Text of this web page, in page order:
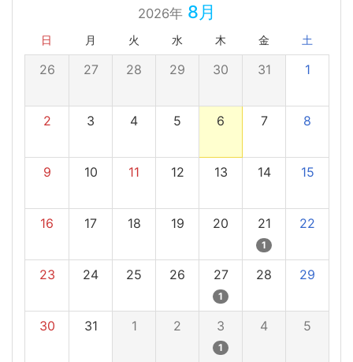
2026年8月
日 月 火 水 木 金 土
26 27 28 29 30 31 1
2 3 4 5 6 7 8
9 10 11 12 13 14 15
16 17 18 19 20 21
1
22
23 24 25 26 27
1
28 29
30 31 1 2 3
1
4 5